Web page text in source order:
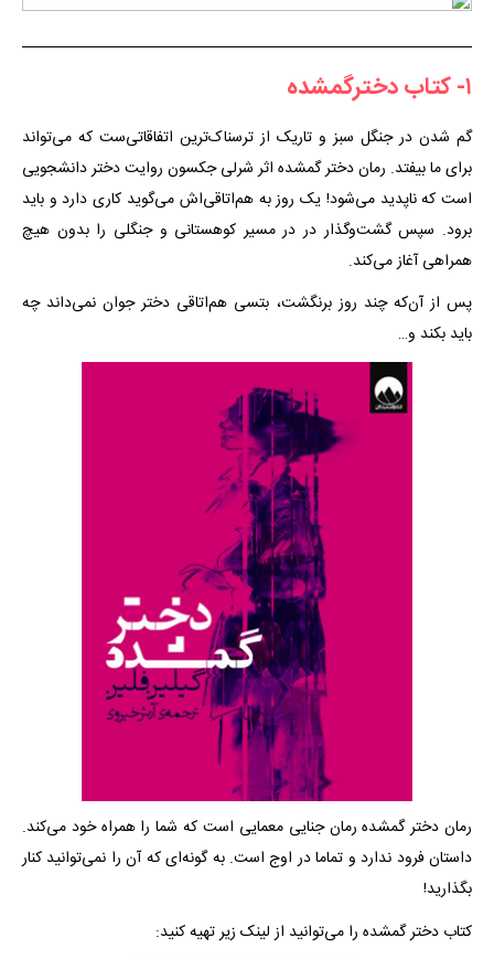
۱- کتاب دخترگمشده
گم شدن در جنگل سبز و تاریک از ترسناک‌ترین اتفاقاتی‌ست که می‌تواند
برای ما بیفتد. رمان دختر گمشده اثر شرلی جکسون روایت دختر دانشجویی
است که ناپدید می‌شود! یک روز به هم‌اتاقی‌اش می‌گوید کاری دارد و باید
برود. سپس گشت‌وگذار در در مسیر کوهستانی و جنگلی را بدون هیچ
همراهی آغاز می‌کند.
پس از آن‌که چند روز برنگشت، بتسی هم‌اتاقی دختر جوان نمی‌داند چه
باید بکند و…
رمان دختر گمشده رمان جنایی معمایی است که شما را همراه خود می‌کند.
داستان فرود ندارد و تماما در اوج است. به گونه‌ای که آن را نمی‌توانید کنار
بگذارید!
کتاب دختر گمشده را می‌توانید از لینک زیر تهیه کنید: